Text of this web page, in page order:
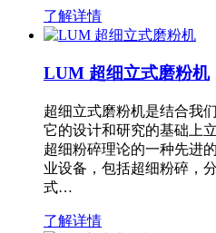
了解详情
LUM 超细立式磨粉机
超细立式磨粉机是结合我
它的设计和研究的基础上
超细粉碎理论的一种先进
业设备，包括超细粉碎，
式…
了解详情